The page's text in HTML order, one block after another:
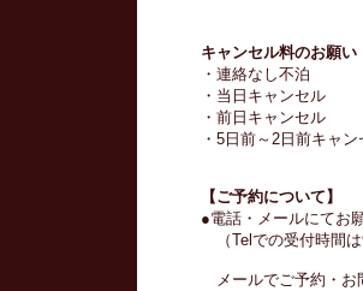
キャンセル料のお願い
・連絡なし不
・当日キャンセ
・前日キャンセ
・5日前～2日前キャ
【ご予約について】
●電話・メールにてお
（Telでの受付時間
メールでご予約・